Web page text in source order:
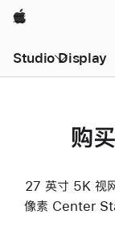
Apple
Studio Display
购
27 英寸 5K 视
像素 Center